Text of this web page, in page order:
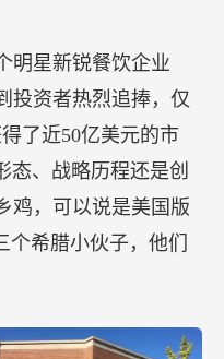
明星新锐餐饮企业
投资者热烈追捧，仅
了近50亿美元的市
态、战略历程还是创
鸡，可以说是美国版
个希腊小伙子，他们